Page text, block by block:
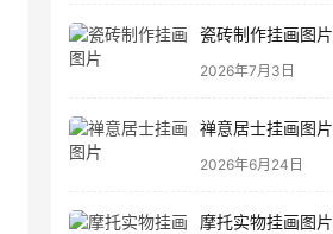
瓷砖制作挂画图片
2026年7月3日
禅意居士挂画图片
2026年6月24日
摩托实物挂画图片